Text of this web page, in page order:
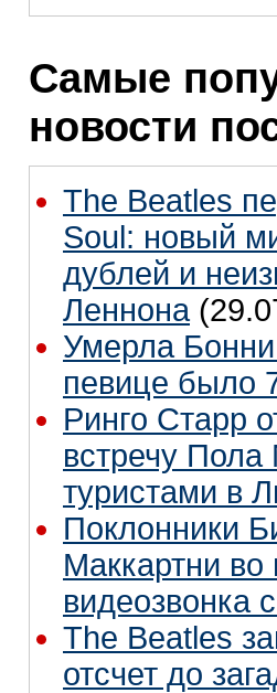
Самые
новости
The Beatles
Soul: новый
дублей и
Леннона
Умерла
певице было
Ринго Старр
встречу Пола
туристами в
Поклонники
Маккартни во
видеозвонка
The Beatles
отсчет до